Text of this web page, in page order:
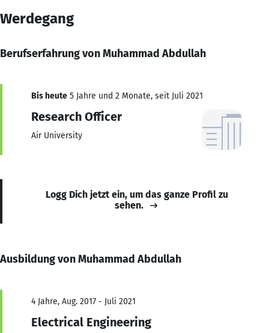
Werdegang
Berufserfahrung von Muhammad Abdullah
Bis heute 5 Jahre und 2 Monate, seit Juli 2021
Research Officer
Air University
Logg Dich jetzt ein, um das ganze Profil zu
sehen.
Ausbildung von Muhammad Abdullah
4 Jahre, Aug. 2017 - Juli 2021
Electrical Engineering